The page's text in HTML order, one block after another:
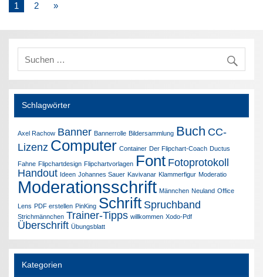
1 2 »
Schlagwörter
Axel Rachow Banner Bannerrolle Bildersammlung Buch CC-
Lizenz Computer Container Der Flipchart-Coach Ductus
Fahne Flipchartdesign Flipchartvorlagen Font Fotoprotokoll
Handout Ideen Johannes Sauer Kavivanar Klammerfigur Moderatio
Moderationsschrift Männchen Neuland Office
Lens PDF erstellen PinKing Schrift Spruchband
Strichmännchen Trainer-Tipps willkommen Xodo-Pdf
Überschrift Übungsblatt
Kategorien